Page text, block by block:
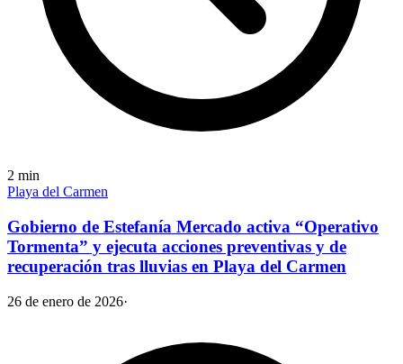
2 min
Playa del Carmen
Gobierno de Estefanía Mercado activa “Operativo
Tormenta” y ejecuta acciones preventivas y de
recuperación tras lluvias en Playa del Carmen
26 de enero de 2026·